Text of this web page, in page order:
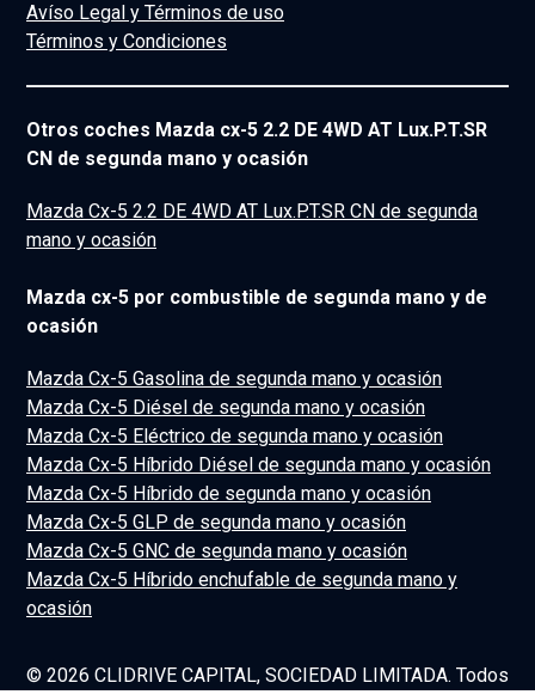
Avíso Legal y Términos de uso
Términos y Condiciones
Otros coches Mazda cx-5 2.2 DE 4WD AT Lux.P.T.SR
CN de segunda mano y ocasión
Mazda Cx-5 2.2 DE 4WD AT Lux.P.T.SR CN de segunda
mano y ocasión
Mazda cx-5 por combustible de segunda mano y de
ocasión
Mazda Cx-5 Gasolina de segunda mano y ocasión
Mazda Cx-5 Diésel de segunda mano y ocasión
Mazda Cx-5 Eléctrico de segunda mano y ocasión
Mazda Cx-5 Híbrido Diésel de segunda mano y ocasión
Mazda Cx-5 Híbrido de segunda mano y ocasión
Mazda Cx-5 GLP de segunda mano y ocasión
Mazda Cx-5 GNC de segunda mano y ocasión
Mazda Cx-5 Híbrido enchufable de segunda mano y
ocasión
© 2026 CLIDRIVE CAPITAL, SOCIEDAD LIMITADA. Todos